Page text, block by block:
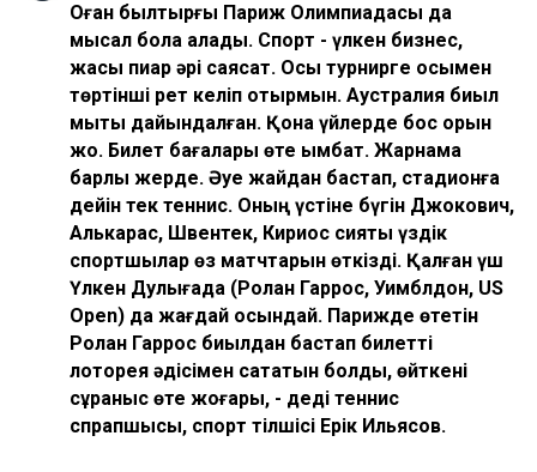
Оған былтырғы Париж Олимпиадасы да
мысал бола алады. Спорт - үлкен бизнес,
жақсы пиар әрі саясат. Осы турнирге осымен
төртінші рет келіп отырмын. Аустралия биыл
мықты дайындалған. Қонақ үйлерде бос орын
жоқ. Билет бағалары өте қымбат. Жарнама
барлық жерде. Әуе жайдан бастап, стадионға
дейін тек теннис. Оның үстіне бүгін Джокович,
Алькарас, Швентек, Кириос сияқты үздік
спортшылар өз матчтарын өткізді. Қалған үш
Үлкен Дулығада (Ролан Гаррос, Уимблдон, US
Open) да жағдай осындай. Парижде өтетін
Ролан Гаррос биылдан бастап билетті
лоторея әдісімен сататын болды, өйткені
сұраныс өте жоғары, - деді теннис
спрапшысы, спорт тілшісі Ерік Ильясов.